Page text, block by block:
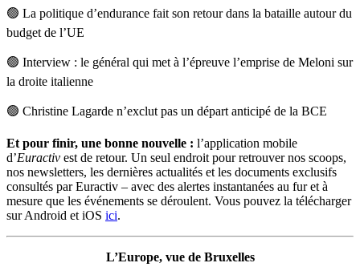
🟢 La politique d’endurance fait son retour dans la bataille autour du
budget de l’UE
🟢 Interview : le général qui met à l’épreuve l’emprise de Meloni sur
la droite italienne
🟢 Christine Lagarde n’exclut pas un départ anticipé de la BCE
Et pour finir, une bonne nouvelle : l’application mobile
d’Euractiv est de retour. Un seul endroit pour retrouver nos scoops,
nos newsletters, les dernières actualités et les documents exclusifs
consultés par Euractiv – avec des alertes instantanées au fur et à
mesure que les événements se déroulent. Vous pouvez la télécharger
sur Android et iOS ici.
L’Europe, vue de Bruxelles